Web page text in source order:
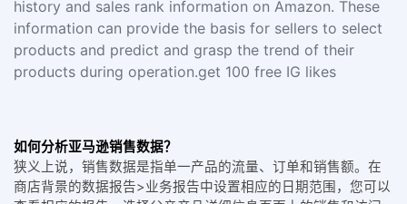
history and sales rank information on Amazon. These
information can provide the basis for sellers to select
products and predict and grasp the trend of their
products during operation.get 100 free IG likes
如何分析亚马逊销售数据？
狭义上说，销售数据是指单一产品的流量、订单和销售额。在
商店背景的数据报告>业务报告中设置相应的日期范围，您可以